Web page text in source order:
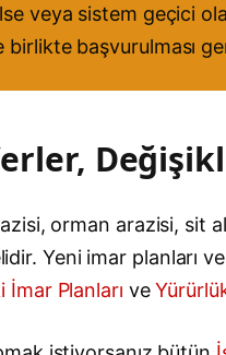
veya sistem geçici
başvurulması
orman arazisi, sit
imar planları ve
İmar Planları ve